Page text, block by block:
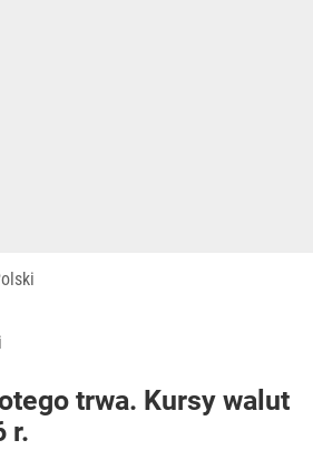
trwa. Kursy walut
r.